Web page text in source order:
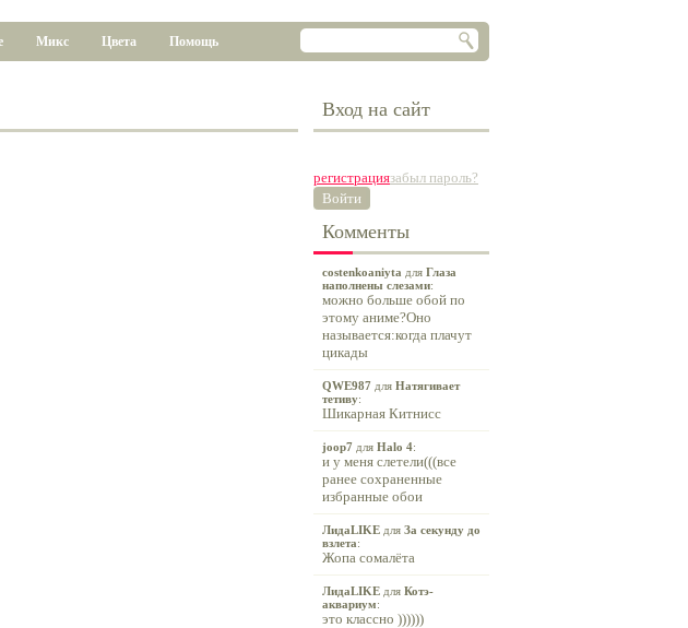
Микс Цвета Помощь
Вход на сайт
регистрациязабыл пароль?
Войти
Комменты
costenkoaniyta для Глаза
наполнены слезами:
можно больше обой по
этому аниме?Оно
называется:когда плачут
цикады
QWE987 для Натягивает
тетиву:
Шикарная Китнисс
joop7 для Halo 4:
и у меня слетели(((все
ранее сохраненные
избранные обои
ЛидаLIKE для За секунду до
взлета:
Жопа сомалёта
ЛидаLIKE для Котэ-
аквариум:
это классно ))))))